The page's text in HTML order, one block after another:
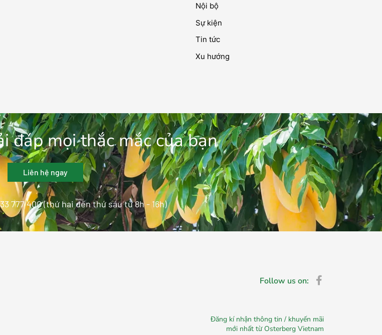
Nội bộ
Sự kiện
Tin tức
Xu hướng
đáp mọi thắc mắc của bạn
Liên hệ ngay
777 400 (thứ hai đến thứ sáu từ 8h - 16h)
Follow us on:
Đăng kí nhận thông tin / khuyến mãi
mới nhất từ Osterberg Vietnam